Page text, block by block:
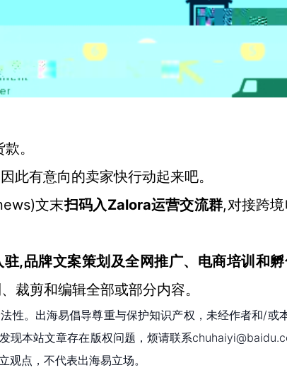
。
此有意向的卖家快行动起来吧。
文末扫码入 Zalora运营交流群,对接跨
,品牌文案策划及全网推广、电商培训和
裁剪和编辑全部或部分内容。
性。出海易倡导尊重与保护知识产权，未经作者和/或
现本站文章存在版权问题，烦请联系
点，不代表出海易立场。